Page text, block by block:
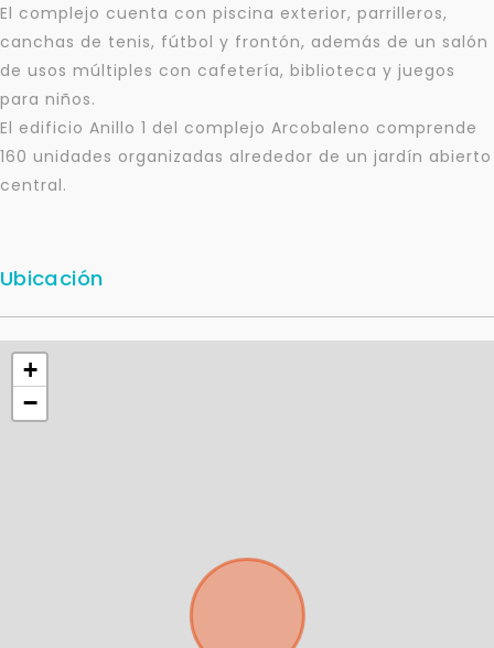
El complejo cuenta con piscina exterior, parrilleros,
canchas de tenis, fútbol y frontón, además de un salón
de usos múltiples con cafetería, biblioteca y juegos
para niños.
El edificio Anillo 1 del complejo Arcobaleno comprende
160 unidades organizadas alrededor de un jardín abierto
central.
Ubicación
+
−
sistema de gestión de clientes.